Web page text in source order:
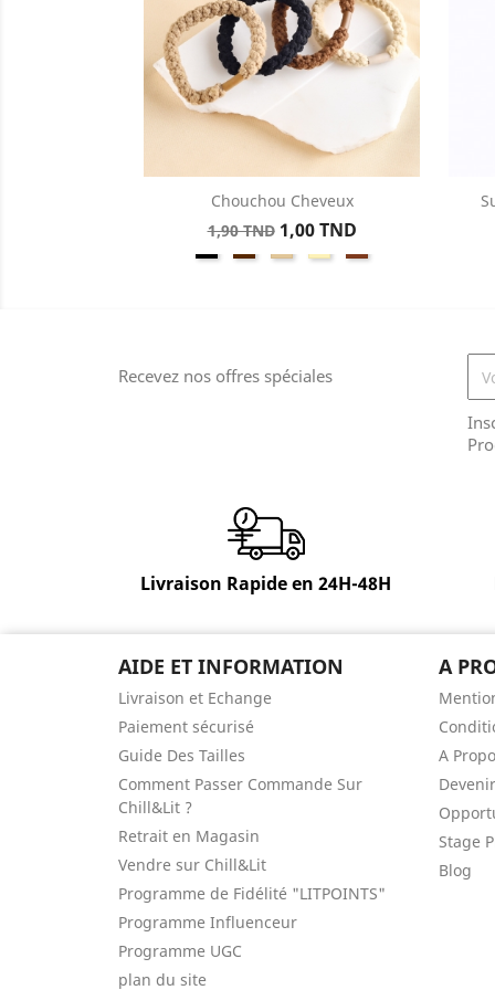
Chouchou Cheveux
Prix
de
1,90 TND Prix
1,00 TND

Recevez nos offres spéciales
Livraison Rapide en 24H-48H
AIDE ET INFORMATION
Livraison et Echange
Paiement sécurisé
Guide Des Tailles
Comment Passer Commande Sur
Chill&Lit ?
Retrait en Magasin
Vendre sur Chill&Lit
Programme de Fidélité "LITPOINTS"
Programme Influenceur
Programme UGC
plan du site
A
A
Stage
Blog